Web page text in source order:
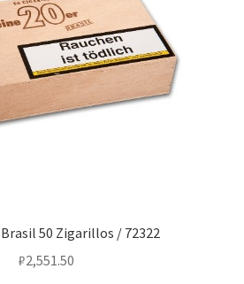
50 Zigarillos / 72322
₽2,551.50